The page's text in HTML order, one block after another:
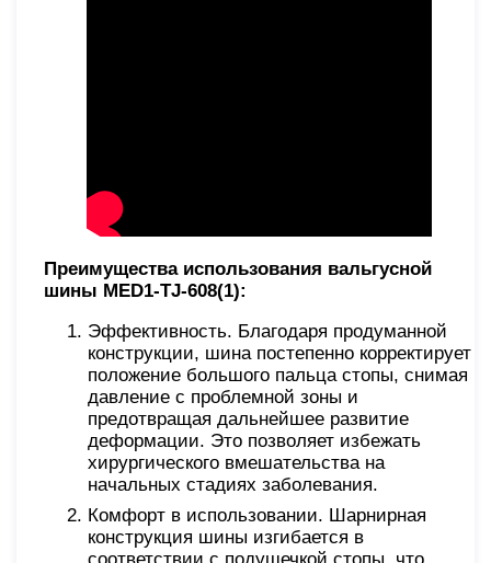
Преимущества использования вальгусной
шины MED1-TJ-608(1):
Эффективность. Благодаря продуманной
конструкции, шина постепенно корректирует
положение большого пальца стопы, снимая
давление с проблемной зоны и
предотвращая дальнейшее развитие
деформации. Это позволяет избежать
хирургического вмешательства на
начальных стадиях заболевания.
Комфорт в использовании. Шарнирная
конструкция шины изгибается в
соответствии с подушечкой стопы, что